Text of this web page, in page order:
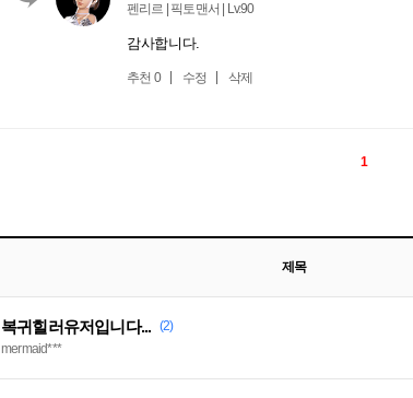
펜리르 | 픽토맨서 | Lv.90
감사합니다.
추천 0 수정 삭제
1
제목
복귀힐러유저입니다... (2)
mermaid***